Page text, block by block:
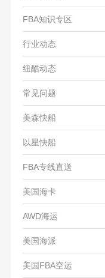
FBA知识专区
行业动态
纽酷动态
常见问题
美森快船
以星快船
FBA专线直送
美国海卡
AWD海运
美国海派
美国FBA空运